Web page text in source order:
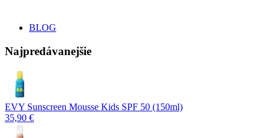
BLOG
Najpredávanejšie
EVY Sunscreen Mousse Kids SPF 50 (150ml)
35,90 €